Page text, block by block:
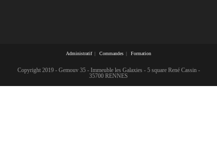
Administratif Commandes Formation
Copyright 2019 - Gemouv 35 - Immeuble les Galaxies - 5 square René Cassin -
35700 RENNES